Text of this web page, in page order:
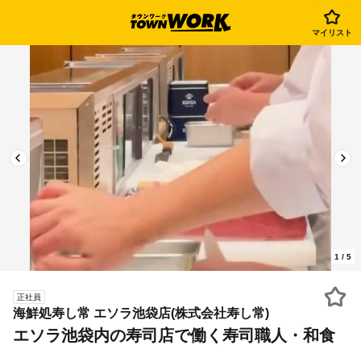
マイリスト
1 / 5
正社員
海鮮処寿し常 エソラ池袋店(株式会社寿し常)
エソラ池袋内の寿司店で働く寿司職人・和食